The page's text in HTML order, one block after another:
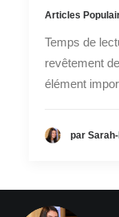
Articles
Temps de
revêtement
élément
par